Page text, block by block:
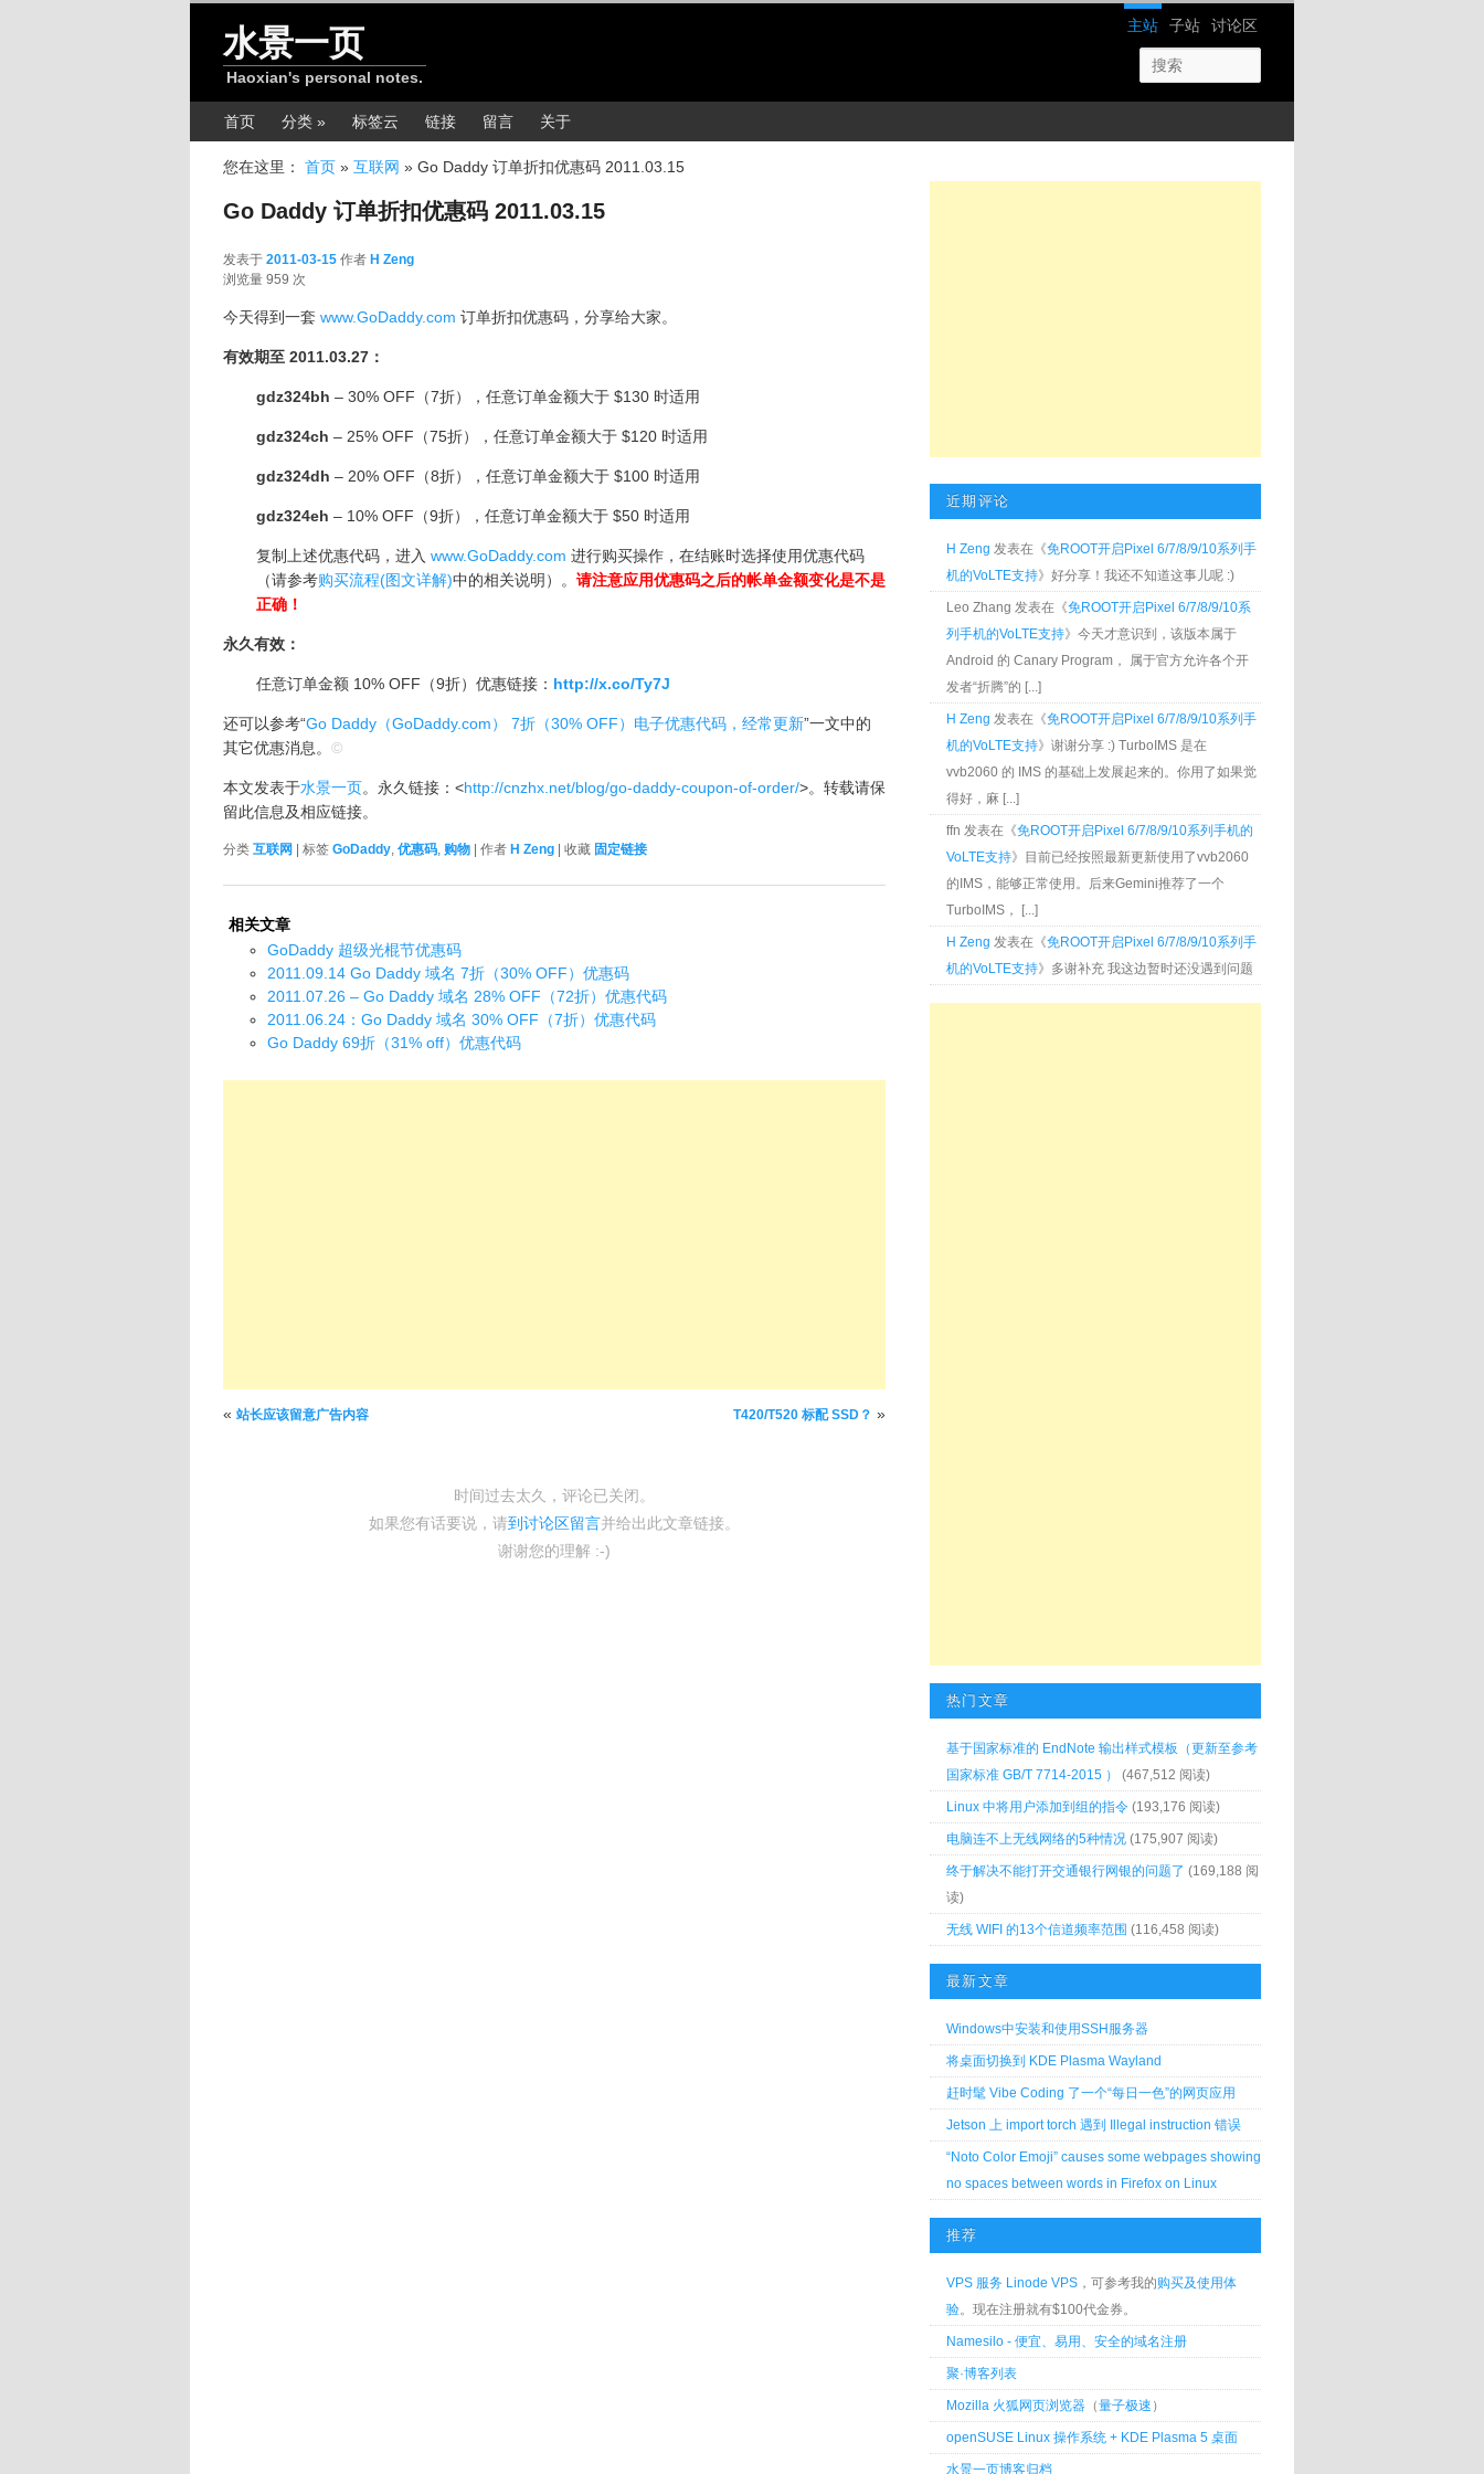
网站导航
主站 子站 讨论区
水景一页
Haoxian's personal notes.
主菜单首页 分类 » 标签云 链接 留言 关于
您在这里： 首页 » 互联网 » Go Daddy 订单折扣优惠码 2011.03.15
Go Daddy 订单折扣优惠码 2011.03.15
发表于 2011-03-15 作者 H Zeng
浏览量 959 次
今天得到一套 www.GoDaddy.com 订单折扣优惠码，分享给大家。
有效期至 2011.03.27：
gdz324bh – 30% OFF（7折），任意订单金额大于 $130 时适用
gdz324ch – 25% OFF（75折），任意订单金额大于 $120 时适用
gdz324dh – 20% OFF（8折），任意订单金额大于 $100 时适用
gdz324eh – 10% OFF（9折），任意订单金额大于 $50 时适用
复制上述优惠代码，进入 www.GoDaddy.com 进行购买操作，在结账时选择使用优惠代码
（请参考购买流程(图文详解)中的相关说明）。 请注意应用优惠码之后的帐单金额变化是不是
正确！
永久有效：
任意订单金额 10% OFF（9折）优惠链接： http://x.co/Ty7J
还可以参考“Go Daddy（GoDaddy.com） 7折（30% OFF）电子优惠代码，经常更新”一文中的
其它优惠消息。 ©
本文发表于水景一页。永久链接：<http://cnzhx.net/blog/go-daddy-coupon-of-order/>。转载请保
留此信息及相应链接。
分类 互联网 | 标签 GoDaddy, 优惠码, 购物 | 作者 H Zeng | 收藏 固定链接
相关文章
GoDaddy 超级光棍节优惠码
2011.09.14 Go Daddy 域名 7折（30% OFF）优惠码
2011.07.26 – Go Daddy 域名 28% OFF（72折）优惠代码
2011.06.24：Go Daddy 域名 30% OFF（7折）优惠代码
Go Daddy 69折（31% off）优惠代码
文章导航
« 站长应该留意广告内容 T420/T520 标配 SSD？ »
时间过去太久，评论已关闭。
如果您有话要说，请到讨论区留言并给出此文章链接。
谢谢您的理解 :-)
近期评论
H Zeng 发表在《免ROOT开启Pixel 6/7/8/9/10系列手
机的VoLTE支持》好分享！我还不知道这事儿呢 :)
Leo Zhang 发表在《免ROOT开启Pixel 6/7/8/9/10系
列手机的VoLTE支持》今天才意识到，该版本属于
Android 的 Canary Program， 属于官方允许各个开
发者“折腾”的 [...]
H Zeng 发表在《免ROOT开启Pixel 6/7/8/9/10系列手
机的VoLTE支持》谢谢分享 :) TurboIMS 是在
vvb2060 的 IMS 的基础上发展起来的。你用了如果觉
得好，麻 [...]
ffn 发表在《免ROOT开启Pixel 6/7/8/9/10系列手机的
VoLTE支持》目前已经按照最新更新使用了vvb2060
的IMS，能够正常使用。后来Gemini推荐了一个
TurboIMS， [...]
H Zeng 发表在《免ROOT开启Pixel 6/7/8/9/10系列手
机的VoLTE支持》多谢补充 我这边暂时还没遇到问题
热门文章
基于国家标准的 EndNote 输出样式模板（更新至参考
国家标准 GB/T 7714-2015 ）
(467,512 阅读)
Linux 中将用户添加到组的指令 (193,176 阅读)
电脑连不上无线网络的5种情况 (175,907 阅读)
终于解决不能打开交通银行网银的问题了 (169,188 阅
读)
无线 WIFI 的13个信道频率范围 (116,458 阅读)
最新文章
Windows中安装和使用SSH服务器
将桌面切换到 KDE Plasma Wayland
赶时髦 Vibe Coding 了一个“每日一色”的网页应用
Jetson 上 import torch 遇到 Illegal instruction 错误
“Noto Color Emoji” causes some webpages showing
no spaces between words in Firefox on Linux
推荐
VPS 服务 Linode VPS ，可参考我的购买及使用体
验。现在注册就有$100代金券。
Namesilo - 便宜、易用、安全的域名注册
聚·博客列表
Mozilla 火狐网页浏览器 （量子极速 ）
openSUSE Linux 操作系统 + KDE Plasma 5 桌面
水景一页博客归档